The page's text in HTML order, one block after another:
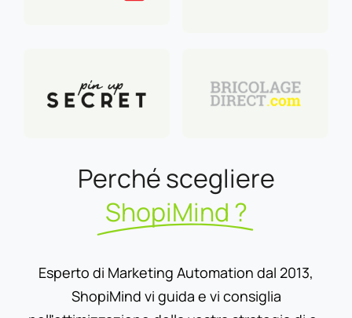
Perché scegliere
ShopiMind ?
Esperto di Marketing Automation dal 2013,
ShopiMind vi guida e vi consiglia